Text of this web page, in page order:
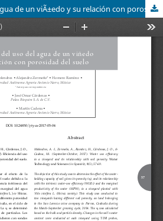
Eficiencia del uso del agua de un viÃ±edo y su relación con porosidad del suelo